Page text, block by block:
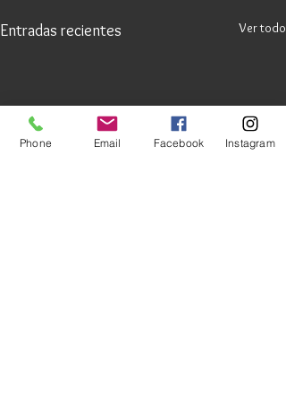
Entradas recientes Ver todo
Phone Email Facebook Instagram